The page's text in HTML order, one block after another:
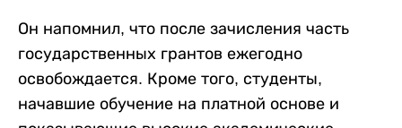
Он напомнил, что после зачисления часть
государственных грантов ежегодно
освобождается. Кроме того, студенты,
начавшие обучение на платной основе и